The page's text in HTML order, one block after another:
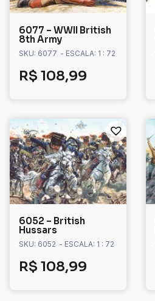
6077 – WWII British
8th Army
SKU: 6077 - ESCALA: 1 : 72
R$ 108,99
6052 – British
Hussars
SKU: 6052 - ESCALA: 1 : 72
R$ 108,99